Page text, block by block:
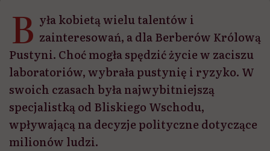
B yła kobietą wielu talentów i
zainteresowań, a dla Berberów Królową
Pustyni. Choć mogła spędzić życie w zaciszu
laboratoriów, wybrała pustynię i ryzyko. W
swoich czasach była najwybitniejszą
specjalistką od Bliskiego Wschodu,
wpływającą na decyzje polityczne dotyczące
milionów ludzi.